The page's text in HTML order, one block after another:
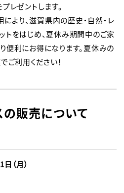
レゼントします。
により、滋賀県内の歴史・自然・レ
トをはじめ、夏休み期間中のご家
便利にお得になります。夏休みの
ご利用ください！
販売について
（月）